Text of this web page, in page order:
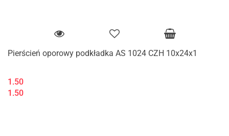
Pierścień oporowy podkładka AS 1024 CZH 10x24x1
1.50
1.50